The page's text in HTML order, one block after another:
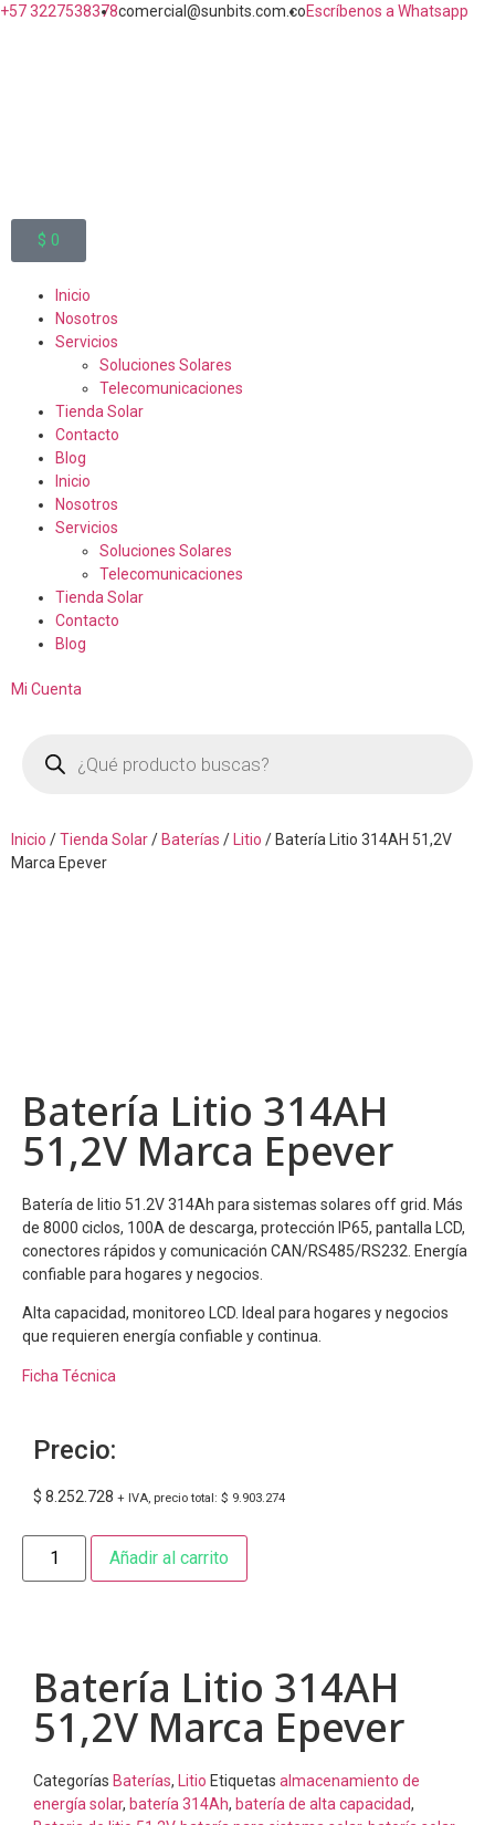
+57 3227538378comercial@sunbits.com.coEscríbenos a Whatsapp
$ 0
Inicio
Nosotros
Servicios
Soluciones Solares
Telecomunicaciones
Tienda Solar
Contacto
Blog
Inicio
Nosotros
Servicios
Soluciones Solares
Telecomunicaciones
Tienda Solar
Contacto
Blog
Mi Cuenta
Inicio /Tienda Solar/ Baterías / Litio / Batería Litio 314AH 51,2V
Marca Epever
Batería Litio 314AH
51,2V Marca Epever
Batería de litio 51.2V 314Ah para sistemas solares off grid. Más
de 8000 ciclos, 100A de descarga, protección IP65, pantalla LCD,
conectores rápidos y comunicación CAN/RS485/RS232. Energía
confiable para hogares y negocios.
Alta capacidad, monitoreo LCD. Ideal para hogares y negocios
que requieren energía confiable y continua.
Ficha Técnica
Precio:
$ 8.252.728 + IVA, precio total: $ 9.903.274
Añadir al carrito
Batería Litio 314AH
51,2V Marca Epever
Categorías Baterías, Litio Etiquetas almacenamiento de
energía solar, batería 314Ah, batería de alta capacidad,